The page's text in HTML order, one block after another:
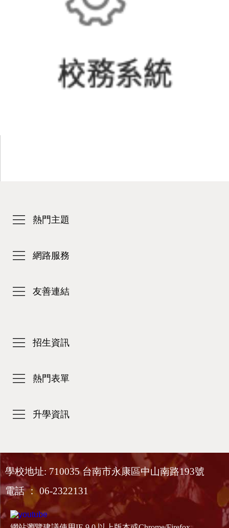
熱門主題
網路服務
友善連結
招生資訊
熱門表單
升學資訊
學校地址: 710035 台南市永康區中山南路193號
電話 ： 06-2322131